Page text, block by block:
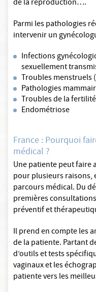
de la reproduction….
Parmi les pathologies
intervenir un
Infections
sexuellement
Troubles menstruels
Pathologies
Troubles de la fertilité
Endométriose
France : Pourquoi
médical ?
Une patiente peut faire
pour plusieurs raisons,
parcours médical. Du
premières
préventif et
Il prend en compte les
de la patiente. Partant
d’outils et tests
vaginaux et les
patiente vers les